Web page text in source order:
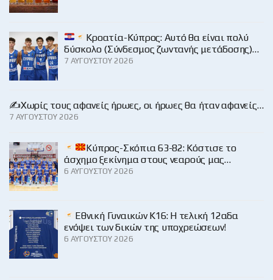
Κροατία-Κύπρος: Αυτό θα είναι πολύ
δύσκολο (Σύνδεσμος ζωντανής μετάδοσης)…
7 ΑΥΓΟΎΣΤΟΥ 2026
✍️Χωρίς τους αφανείς ήρωες, οι ήρωες θα ήταν αφανείς…
7 ΑΥΓΟΎΣΤΟΥ 2026
Κύπρος-Σκόπια 63-82: Κόστισε το
άσχημο ξεκίνημα στους νεαρούς μας…
6 ΑΥΓΟΎΣΤΟΥ 2026
Εθνική Γυναικών Κ16: Η τελική 12αδα
ενόψει των δικών της υποχρεώσεων!
6 ΑΥΓΟΎΣΤΟΥ 2026